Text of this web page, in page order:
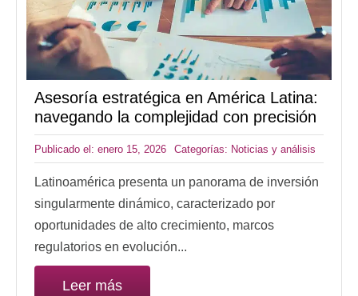
Asesoría estratégica en América Latina:
navegando la complejidad con precisión
Publicado el: enero 15, 2026 Categorías: Noticias y análisis
Latinoamérica presenta un panorama de inversión
singularmente dinámico, caracterizado por
oportunidades de alto crecimiento, marcos
regulatorios en evolución...
Leer más